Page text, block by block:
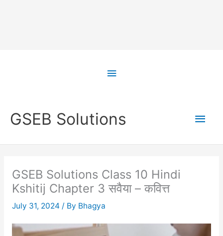
Above
GSEB Solutions
Main
GSEB Solutions Class 10 Hindi
Kshitij Chapter 3 सवैया – कवित्त
July 31, 2024 / By Bhagya